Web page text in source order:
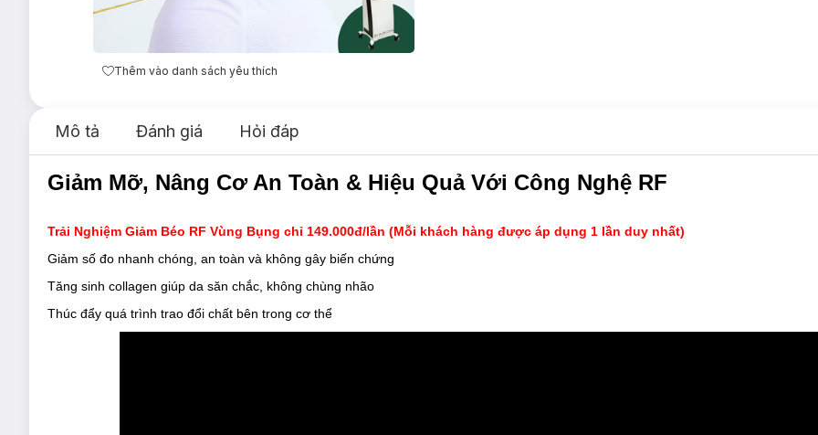
Thêm vào danh sách yêu thích
Mô tả Đánh giá Hỏi đáp
Giảm Mỡ, Nâng Cơ An Toàn & Hiệu Quả Với Công Nghệ RF
Trải Nghiệm Giảm Béo RF Vùng Bụng chỉ 149.000đ/lần (Mỗi khách hàng được áp dụng 1 lần duy nhất)
Giảm số đo nhanh chóng, an toàn và không gây biến chứng
Tăng sinh collagen giúp da săn chắc, không chùng nhão
Thúc đẩy quá trình trao đổi chất bên trong cơ thể